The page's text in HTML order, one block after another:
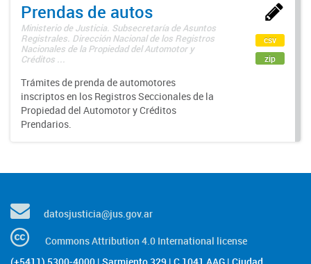
Prendas de autos
Ministerio de Justicia. Subsecretaría de Asuntos
Registrales. Dirección Nacional de los Registros
Nacionales de la Propiedad del Automotor y
Créditos ...
Trámites de prenda de automotores
inscriptos en los Registros Seccionales de la
Propiedad del Automotor y Créditos
Prendarios.
csv
zip
datosjusticia@jus.gov.ar
Commons Attribution 4.0 International license